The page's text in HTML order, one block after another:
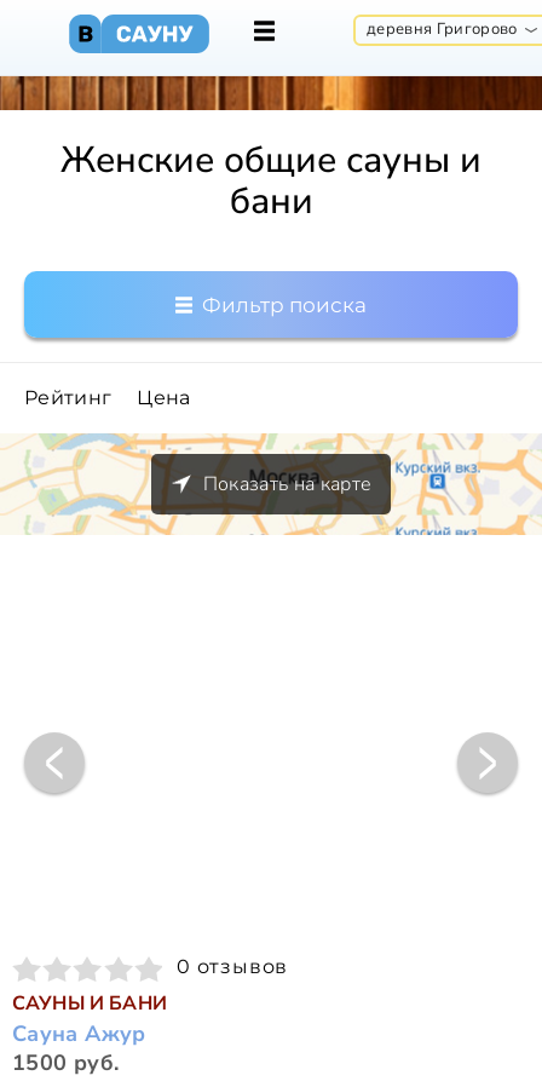
деревня Григорово
Женские общие сауны и
бани
Фильтр поиска
Рейтинг Цена
Показать на карте
0 отзывов
САУНЫ И БАНИ
Сауна Ажур
1500 руб.